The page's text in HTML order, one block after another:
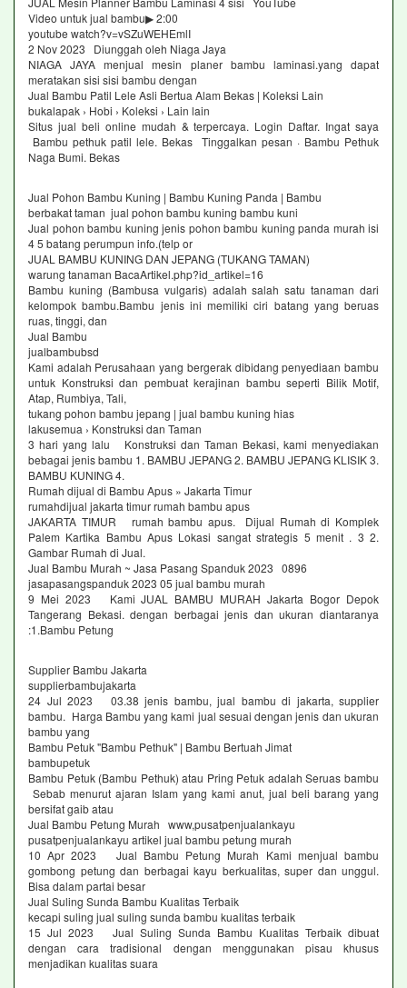
Video untuk jual bambu▶ 2:00
youtube watch?v=vSZuWEHEmlI
2 Nov 2023 Diunggah oleh Niaga Jaya
NIAGA JAYA menjual mesin planer bambu laminasi.yang dapat
meratakan sisi sisi bambu dengan
Jual Bambu Patil Lele Asli Bertua Alam Bekas | Koleksi Lain
bukalapak › Hobi › Koleksi › Lain lain
Situs jual beli online mudah & terpercaya. Login Daftar. Ingat saya
Bambu pethuk patil lele. Bekas Tinggalkan pesan · Bambu Pethuk
Naga Bumi. Bekas
Jual Pohon Bambu Kuning | Bambu Kuning Panda | Bambu
berbakat taman jual pohon bambu kuning bambu kuni
Jual pohon bambu kuning jenis pohon bambu kuning panda murah isi
4 5 batang perumpun info.(telp or
JUAL BAMBU KUNING DAN JEPANG (TUKANG TAMAN)
warung tanaman BacaArtikel.php?id_artikel=16
Bambu kuning (Bambusa vulgaris) adalah salah satu tanaman dari
kelompok bambu.Bambu jenis ini memiliki ciri batang yang beruas
ruas, tinggi, dan
Jual Bambu
jualbambubsd
Kami adalah Perusahaan yang bergerak dibidang penyediaan bambu
untuk Konstruksi dan pembuat kerajinan bambu seperti Bilik Motif,
Atap, Rumbiya, Tali,
tukang pohon bambu jepang | jual bambu kuning hias
lakusemua › Konstruksi dan Taman
3 hari yang lalu Konstruksi dan Taman Bekasi, kami menyediakan
bebagai jenis bambu 1. BAMBU JEPANG 2. BAMBU JEPANG KLISIK 3.
BAMBU KUNING 4.
Rumah dijual di Bambu Apus » Jakarta Timur
rumahdijual jakarta timur rumah bambu apus
JAKARTA TIMUR rumah bambu apus. Dijual Rumah di Komplek
Palem Kartika Bambu Apus Lokasi sangat strategis 5 menit . 3 2.
Gambar Rumah di Jual.
Jual Bambu Murah ~ Jasa Pasang Spanduk 2023 0896
jasapasangspanduk 2023 05 jual bambu murah
9 Mei 2023 Kami JUAL BAMBU MURAH Jakarta Bogor Depok
Tangerang Bekasi. dengan berbagai jenis dan ukuran diantaranya
:1.Bambu Petung
Supplier Bambu Jakarta
supplierbambujakarta
24 Jul 2023 03.38 jenis bambu, jual bambu di jakarta, supplier
bambu. Harga Bambu yang kami jual sesuai dengan jenis dan ukuran
bambu yang
Bambu Petuk "Bambu Pethuk" | Bambu Bertuah Jimat
bambupetuk
Bambu Petuk (Bambu Pethuk) atau Pring Petuk adalah Seruas bambu
Sebab menurut ajaran Islam yang kami anut, jual beli barang yang
bersifat gaib atau
Jual Bambu Petung Murah www,pusatpenjualankayu
pusatpenjualankayu artikel jual bambu petung murah
10 Apr 2023 Jual Bambu Petung Murah Kami menjual bambu
gombong petung dan berbagai kayu berkualitas, super dan unggul.
Bisa dalam partai besar
Jual Suling Sunda Bambu Kualitas Terbaik
kecapi suling jual suling sunda bambu kualitas terbaik
15 Jul 2023 Jual Suling Sunda Bambu Kualitas Terbaik dibuat
dengan cara tradisional dengan menggunakan pisau khusus
menjadikan kualitas suara